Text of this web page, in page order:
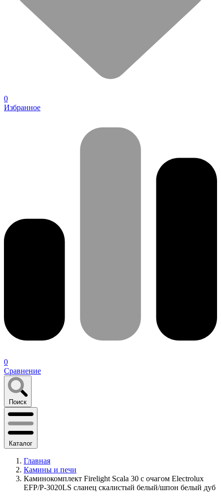
0
Избранное
0
Сравнение
Поиск
Каталог
Главная
Камины и печи
Каминокомплект Firelight Scala 30 с очагом Electrolux
EFP/P-3020LS сланец скалистый белый/шпон белый дуб